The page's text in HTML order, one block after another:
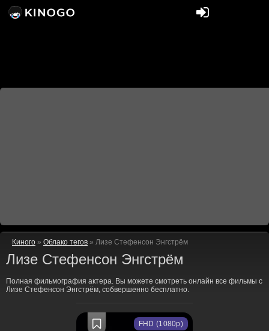
Киного » Облако тегов » Лизе Стефенсон Энгстрём
Лизе Стефенсон Энгстрём
Полная фильмография актера. Вы можете смотреть онлайн все фильмы с
Лизе Стефенсон Энгстрём, собвершенно бесплатно.
FHD (1080p)